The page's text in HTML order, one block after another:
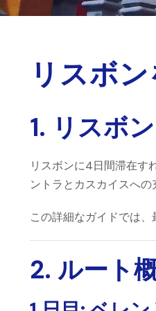
リスボ
1. リスボ
リスボンに4日間滞在す
ントラとカスカイスへの
この詳細なガイドでは
2. ルート